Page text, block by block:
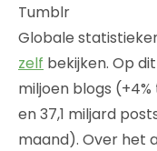
Tumblr
Globale
zelf bekijken. Op
miljoen blogs
en 37,1 miljard
maand). Over het